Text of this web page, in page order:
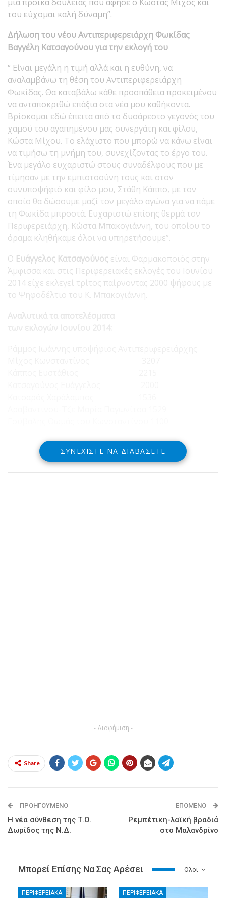
του εύχομαι καλή δύναμη”.
Δήλωση του νέου Αντιπεριφερειάρχη Φωκίδας
Βαγγέλη Κατσαγούνου για την εκλογή του
“ Είναι μεγάλη η τιμή αλλά και η ευθύνη, να
αναλαμβάνω τη θέση του Αντιπεριφερειάρχη
Φωκίδας. Θα καταβάλω κάθε προσπάθεια προκειμένου
να ανταποκριθώ επάξια στα νέα μου καθήκοντα.
Βρίσκομαι εδώ έπειτα από το δυσάρεστο γεγονός του
χαμού του αγαπημένου μας συνεργάτη και φίλου,
Κώστα Μίχου. Το ελάχιστο που μπορώ να κάνω είναι
να τιμήσω τη μνήμη του, συνεχίζοντας το έργο του.
Ένα μεγάλο ευχαριστώ στους συναδέλφους που με
τίμησαν με την εμπιστοσύνη τους και στον
συνυποψήφιό και φίλο μου, Στάθη Κάππο, με τον
οποίο θα δώσουμε μαζί τον μεγάλο αγώνα για να πάμε
τη Φωκίδα μπροστά. Ευχαριστώ επίσης θερμά τον
Περιφερειάρχη, Κώστα Μπακογιάννη, του οποίου το
όραμα κληθήκαμε όλοι να υπηρετήσουμε”.
Ο Ευάγγελος Κατσαγούνος είναι Φαρμακοποιός στην
Άμφισσα και στις Περιφερειακές εκλογές του Ιουνίου
2014 είχε εκλεγεί τρίτος παίρνοντας 2000 ψήφους με
το Ψηφοδέλτιο του Κ. Μπακογιάννη.
Αναλυτικά τα αποτελέσματα
ΣΥΝΕΧΊΣΤΕ ΝΑ ΔΙΑΒΆΣΕΤΕ
- Διαφήμιση -
Share
ΠΡΟΗΓΟΎΜΕΝΟ
Η νέα σύνθεση της Τ.Ο.
Δωρίδος της Ν.Δ.
ΕΠΌΜΕΝΟ
Ρεμπέτικη-λαϊκή βραδιά
στο Μαλανδρίνο
Ολοι
Μπορεί Επίσης Να Σας Αρέσει
ΠΕΡΙΦΕΡΕΙΑΚΑ ΠΕΡΙΦΕΡΕΙΑΚΑ